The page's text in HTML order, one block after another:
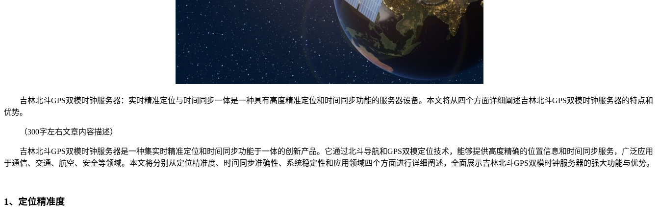
吉林北斗GPS双模时钟服务器：实时精准定位与时间同步一体是一种具有高度精准定位和时间同步功能的服务器设备。本文将从四个方面详细阐述吉林北斗GPS双模时钟服务器的特点和
优势。
（300字左右文章内容描述）
吉林北斗GPS双模时钟服务器是一种集实时精准定位和时间同步功能于一体的创新产品。它通过北斗导航和GPS双模定位技术，能够提供高度精确的位置信息和时间同步服务，广泛应用
于通信、交通、航空、安全等领域。本文将分别从定位精准度、时间同步准确性、系统稳定性和应用领域四个方面进行详细阐述，全面展示吉林北斗GPS双模时钟服务器的强大功能与优势。
1、定位精准度